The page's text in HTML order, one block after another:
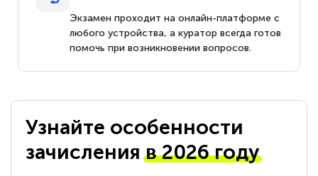
Экзамен проходит на онлайн-платформе с
любого устройства, а куратор всегда готов
помочь при возникновении вопросов.
Узнайте особенности
зачисленияв 2026 году